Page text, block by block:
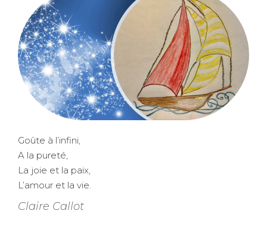
Goûte à l’infini,
A la pureté,
La joie et la paix,
L’amour et la vie.
Claire Callot